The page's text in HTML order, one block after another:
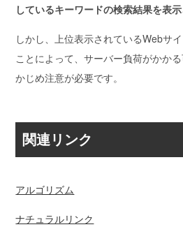
しているキーワードの検索結果を表
しかし、上位表示されているWebサ
ことによって、サーバー負荷がかか
かじめ注意が必要です。
関連リンク
アルゴリズム
ナチュラルリンク